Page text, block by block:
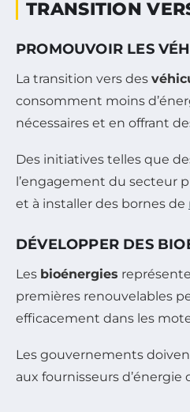
TRANSITION
PROMOUVOIR LES
La transition vers des
consomment moins
nécessaires et en offrant
Des initiatives telles que
l’engagement du secteur
et à installer des bornes de
DÉVELOPPER DES
Les bioénergies
premières renouvelables
efficacement dans les
Les gouvernements
aux fournisseurs